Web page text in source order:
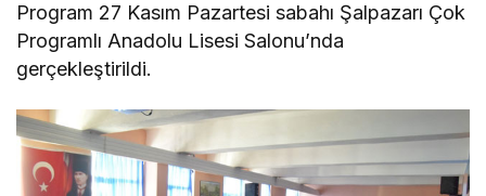
Program 27 Kasım Pazartesi sabahı Şalpazarı Çok
Programlı Anadolu Lisesi Salonu’nda
gerçekleştirildi.